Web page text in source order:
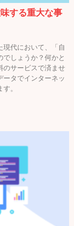
する重大な事
現代において、「自
しょうか？何かと
のサービスで済ませ
ータでインターネッ
。